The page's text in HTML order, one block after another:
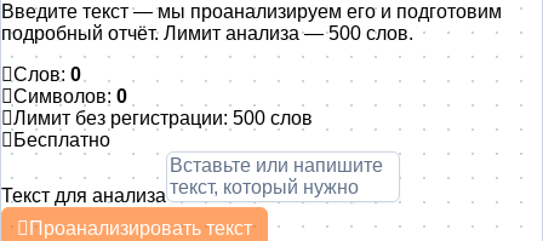
Введите текст — мы проанализируем его и подготовим
подробный отчёт. Лимит анализа — 500 слов.
Слов: 0
Символов: 0
Лимит без регистрации: 500 слов
Бесплатно
Текст для анализа
Проанализировать текст